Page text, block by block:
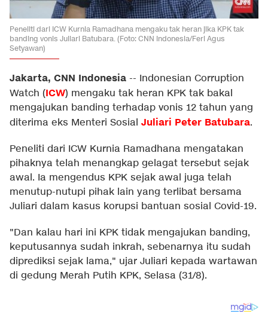
Peneliti dari ICW Kurnia Ramadhana mengaku tak heran jika KPK tak
banding vonis Juliari Batubara. (Foto: CNN Indonesia/Feri Agus
Setyawan)
Jakarta, CNN Indonesia -- Indonesian Corruption
Watch (ICW) mengaku tak heran KPK tak bakal
mengajukan banding terhadap vonis 12 tahun yang
diterima eks Menteri Sosial Juliari Peter Batubara.
Peneliti dari ICW Kurnia Ramadhana mengatakan
pihaknya telah menangkap gelagat tersebut sejak
awal. Ia mengendus KPK sejak awal juga telah
menutup-nutupi pihak lain yang terlibat bersama
Juliari dalam kasus korupsi bantuan sosial Covid-19.
"Dan kalau hari ini KPK tidak mengajukan banding,
keputusannya sudah inkrah, sebenarnya itu sudah
diprediksi sejak lama," ujar Juliari kepada wartawan
di gedung Merah Putih KPK, Selasa (31/8).